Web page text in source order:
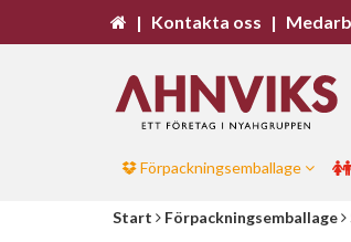
Start Förpackningsemballage
| Kontakta oss |
Förpackningsemballage